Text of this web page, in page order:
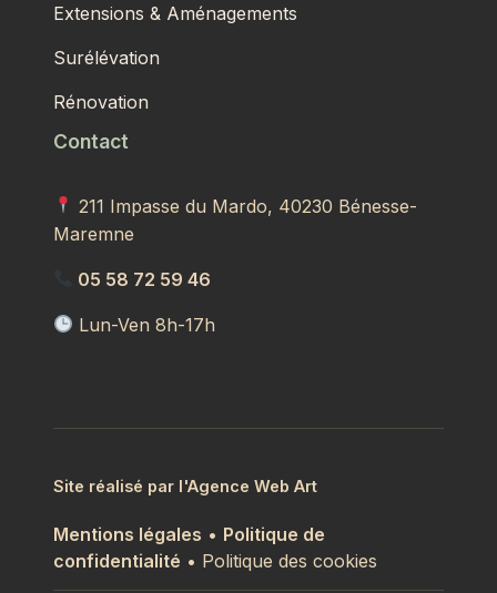
Extensions & Aménagements
Surélévation
Rénovation
Contact
211 Impasse du Mardo, 40230 Bénesse-
Maremne
05 58 72 59 46
Lun-Ven 8h-17h
Site réalisé par l'Agence Web Art
Mentions légales • Politique de
confidentialité • Politique des cookies